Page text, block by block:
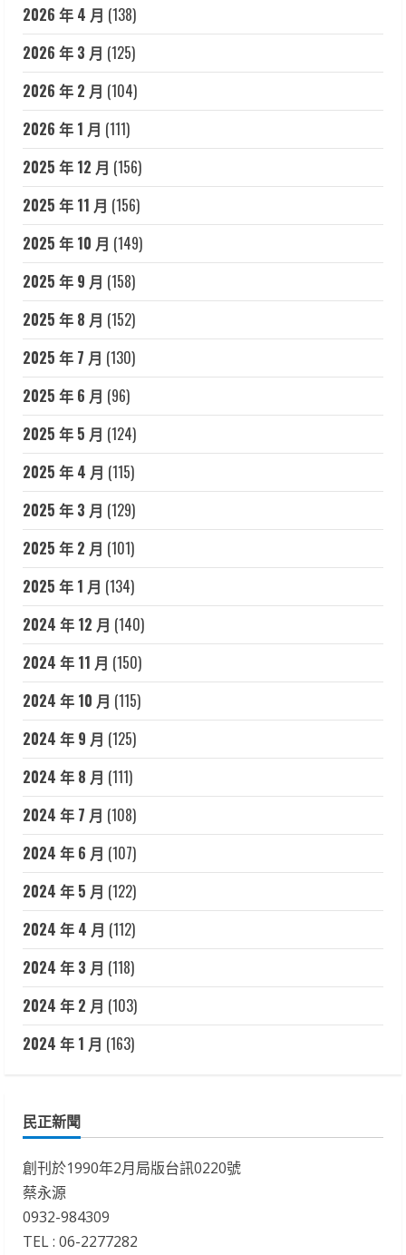
2026 年 4 月 (138)
2026 年 3 月 (125)
2026 年 2 月 (104)
2026 年 1 月 (111)
2025 年 12 月 (156)
2025 年 11 月 (156)
2025 年 10 月 (149)
2025 年 9 月 (158)
2025 年 8 月 (152)
2025 年 7 月 (130)
2025 年 6 月 (96)
2025 年 5 月 (124)
2025 年 4 月 (115)
2025 年 3 月 (129)
2025 年 2 月 (101)
2025 年 1 月 (134)
2024 年 12 月 (140)
2024 年 11 月 (150)
2024 年 10 月 (115)
2024 年 9 月 (125)
2024 年 8 月 (111)
2024 年 7 月 (108)
2024 年 6 月 (107)
2024 年 5 月 (122)
2024 年 4 月 (112)
2024 年 3 月 (118)
2024 年 2 月 (103)
2024 年 1 月 (163)
民正新聞
創刊於1990年2月局版台訊0220號
蔡永源
0932-984309
TEL : 06-2277282